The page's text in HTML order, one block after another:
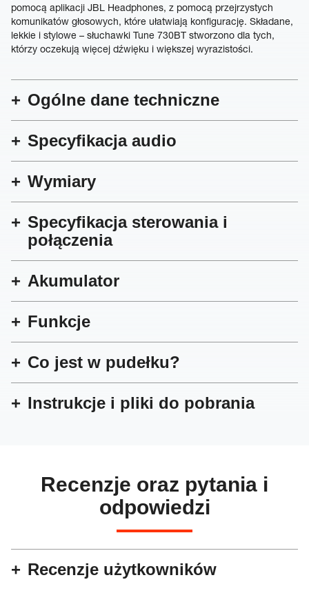
pomocą aplikacji JBL Headphones, z pomocą przejrzystych
komunikatów głosowych, które ułatwiają konfigurację. Składane,
lekkie i stylowe – słuchawki Tune 730BT stworzono dla tych,
którzy oczekują więcej dźwięku i większej wyrazistości.
Ogólne dane techniczne
Specyfikacja audio
Wymiary
Specyfikacja sterowania i
połączenia
Akumulator
Funkcje
Co jest w pudełku?
Instrukcje i pliki do pobrania
Recenzje oraz pytania i
odpowiedzi
Recenzje użytkowników